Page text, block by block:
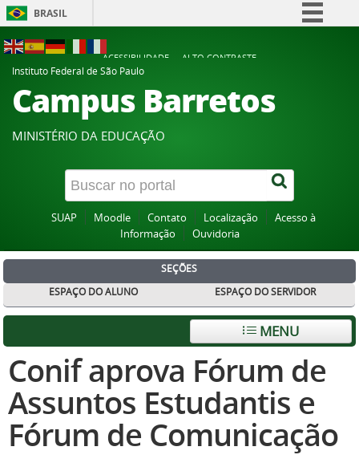
BRASIL
Participe
Acesso à informação
Canais
ACESSIBILIDADE
ALTO CONTRASTE
Instituto Federal de São Paulo
Campus Barretos
MINISTÉRIO DA EDUCAÇÃO
SUAP Moodle Contato Localização
Acesso à
Informação
Ouvidoria
SEÇÕES
ESPAÇO DO ALUNO
ESPAÇO DO SERVIDOR
MENU
Conif aprova Fórum de
Assuntos Estudantis e
Fórum de Comunicação